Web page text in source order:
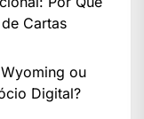
Cartas
ou
Digital?